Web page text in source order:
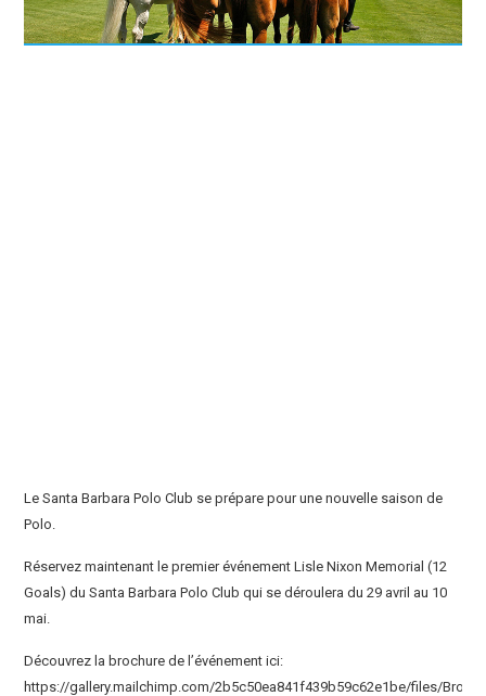
Le Santa Barbara Polo Club se prépare pour une nouvelle saison de
Polo.
Réservez maintenant le premier événement Lisle Nixon Memorial (12
Goals) du Santa Barbara Polo Club qui se déroulera du 29 avril au 10
mai.
Découvrez la brochure de l’événement ici:
https://gallery.mailchimp.com/2b5c50ea841f439b59c62e1be/files/